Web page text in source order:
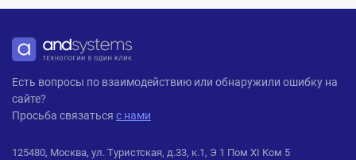
ANDPRO
Есть вопросы по взаимодействию или обнаружили ошибку на
сайте?
Просьба связаться с нами
125480, Москва, ул. Туристская, д.33, к.1, Э 1 Пом XI Ком 5